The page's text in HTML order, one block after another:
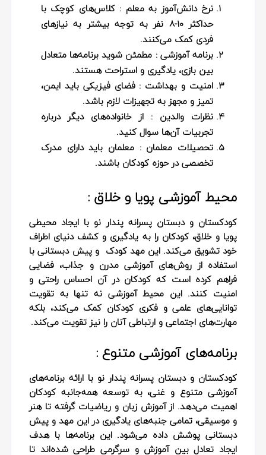
نرخ دانش‌آموز به معلم : کلاس‌های کوچک با
حداکثر ۱۰-۸ نفر به توجه بیشتر به نیازهای
فردی کمک می‌کنند.
برنامه آموزشی: مطمئن شوید برنامه‌ها متعادل
بین بازی، یادگیری و استراحت هستند.
امنیت و بهداشت : فضای فیزیکی باید ایمن،
تمیز و مجهز به تجهیزات لازم باشد.
نظرات والدین : از خانواده‌های دیگر درباره
تجربیات آن‌ها سوال کنید.
تحصیلات معلمان: معلمان باید دارای مدرک
تخصصی در حوزه کودکان باشند.
محیط آموزشی پویا و خلاق :
کودکستان و دبستان پسرانه پندار نو با ایجاد محیطی
پویا و خلاق، کودکان را به یادگیری و کشف دنیای اطراف
خود تشویق می‌کند. این مهد کودک و پیش دبستانی با
استفاده از روش‌های آموزشی مدرن و جذاب، فضایی
فراهم کرده است که کودکان در آن احساس راحتی و
امنیت کنند. این محیط آموزشی نه تنها به تقویت
توانایی‌های علمی و فکری کودکان کمک می‌کند، بلکه
مهارت‌های اجتماعی و ارتباطی آنان را نیز تقویت می‌کند.
برنامه‌های آموزشی متنوع :
کودکستان و دبستان پسرانه پندار نو با ارائه برنامه‌های
آموزشی متنوع و غنی، به توسعه همه‌جانبه کودکان
اهمیت می‌دهد. از آموزش زبان و ریاضیات گرفته تا هنر
و موسیقی، تمامی جنبه‌های یادگیری در این مهد و پیش
دبستانی پوشش داده می‌شود. این برنامه‌ها با هدف
ایجاد تعادل بین آموزش و سرگرمی طراحی شده‌اند تا